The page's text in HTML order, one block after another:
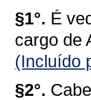
§1°. É
cargo de
(Incluído
§2°.